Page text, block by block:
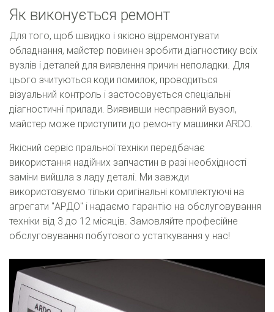
Як виконується ремонт
Для того, щоб швидко і якісно відремонтувати
обладнання, майстер повинен зробити діагностику всіх
вузлів і деталей для виявлення причин неполадки. Для
цього зчитуються коди помилок, проводиться
візуальний контроль і застосовується спеціальні
діагностичні прилади. Виявивши несправний вузол,
майстер може приступити до ремонту машинки ARDO.
Якісний сервіс пральної техніки передбачає
використання надійних запчастин в разі необхідності
заміни вийшла з ладу деталі. Ми завжди
використовуємо тільки оригінальні комплектуючі на
агрегати "АРДО" і надаємо гарантію на обслуговування
техніки від 3 до 12 місяців. Замовляйте професійне
обслуговування побутового устаткування у нас!